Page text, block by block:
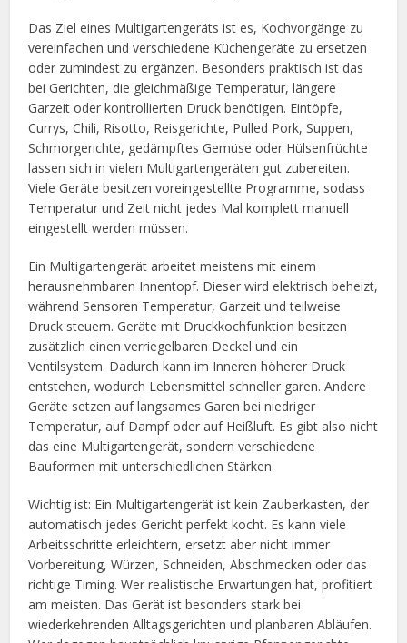
Das Ziel eines Multigartengeräts ist es, Kochvorgänge zu
vereinfachen und verschiedene Küchengeräte zu ersetzen
oder zumindest zu ergänzen. Besonders praktisch ist das
bei Gerichten, die gleichmäßige Temperatur, längere
Garzeit oder kontrollierten Druck benötigen. Eintöpfe,
Currys, Chili, Risotto, Reisgerichte, Pulled Pork, Suppen,
Schmorgerichte, gedämpftes Gemüse oder Hülsenfrüchte
lassen sich in vielen Multigartengeräten gut zubereiten.
Viele Geräte besitzen voreingestellte Programme, sodass
Temperatur und Zeit nicht jedes Mal komplett manuell
eingestellt werden müssen.
Ein Multigartengerät arbeitet meistens mit einem
herausnehmbaren Innentopf. Dieser wird elektrisch beheizt,
während Sensoren Temperatur, Garzeit und teilweise
Druck steuern. Geräte mit Druckkochfunktion besitzen
zusätzlich einen verriegelbaren Deckel und ein
Ventilsystem. Dadurch kann im Inneren höherer Druck
entstehen, wodurch Lebensmittel schneller garen. Andere
Geräte setzen auf langsames Garen bei niedriger
Temperatur, auf Dampf oder auf Heißluft. Es gibt also nicht
das eine Multigartengerät, sondern verschiedene
Bauformen mit unterschiedlichen Stärken.
Wichtig ist: Ein Multigartengerät ist kein Zauberkasten, der
automatisch jedes Gericht perfekt kocht. Es kann viele
Arbeitsschritte erleichtern, ersetzt aber nicht immer
Vorbereitung, Würzen, Schneiden, Abschmecken oder das
richtige Timing. Wer realistische Erwartungen hat, profitiert
am meisten. Das Gerät ist besonders stark bei
wiederkehrenden Alltagsgerichten und planbaren Abläufen.